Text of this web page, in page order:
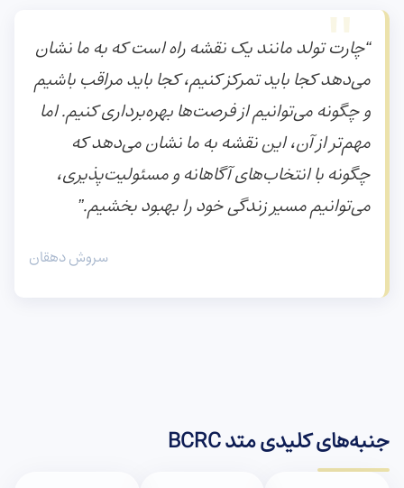
“چارت تولد مانند یک نقشه راه است که به ما نشان
می‌دهد کجا باید تمرکز کنیم، کجا باید مراقب باشیم
و چگونه می‌توانیم از فرصت‌ها بهره‌برداری کنیم. اما
مهم‌تر از آن، این نقشه به ما نشان می‌دهد که
چگونه با انتخاب‌های آگاهانه و مسئولیت‌پذیری،
می‌توانیم مسیر زندگی خود را بهبود بخشیم.”
سروش دهقان
جنبه‌های کلیدی متد BCRC